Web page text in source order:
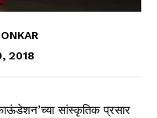
2018
सांस्कृतिक प्रसार